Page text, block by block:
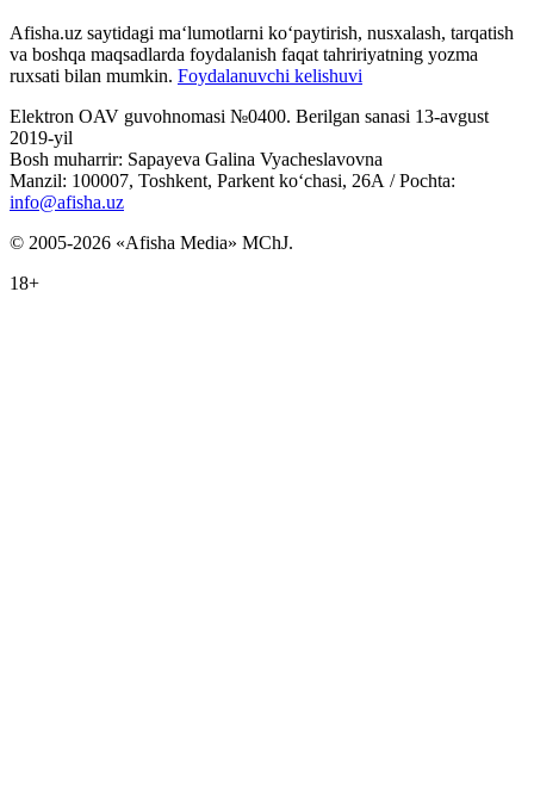
Afisha.uz saytidagi ma‘lumotlarni ko‘paytirish, nusxalash, tarqatish
va boshqa maqsadlarda foydalanish faqat tahririyatning yozma
ruxsati bilan mumkin. Foydalanuvchi kelishuvi
Elektron OAV guvohnomasi №0400. Berilgan sanasi 13-avgust
2019-yil
Bosh muharrir: Sapayeva Galina Vyacheslavovna
Manzil: 100007, Toshkent, Parkent ko‘chasi, 26А / Pochta:
info@afisha.uz
© 2005-2026 «Afisha Media» MChJ.
18+